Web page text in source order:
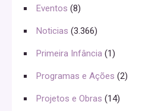
Eventos (8)
Noticias (3.366)
Primeira Infância (1)
Programas e Ações (2)
Projetos e Obras (14)